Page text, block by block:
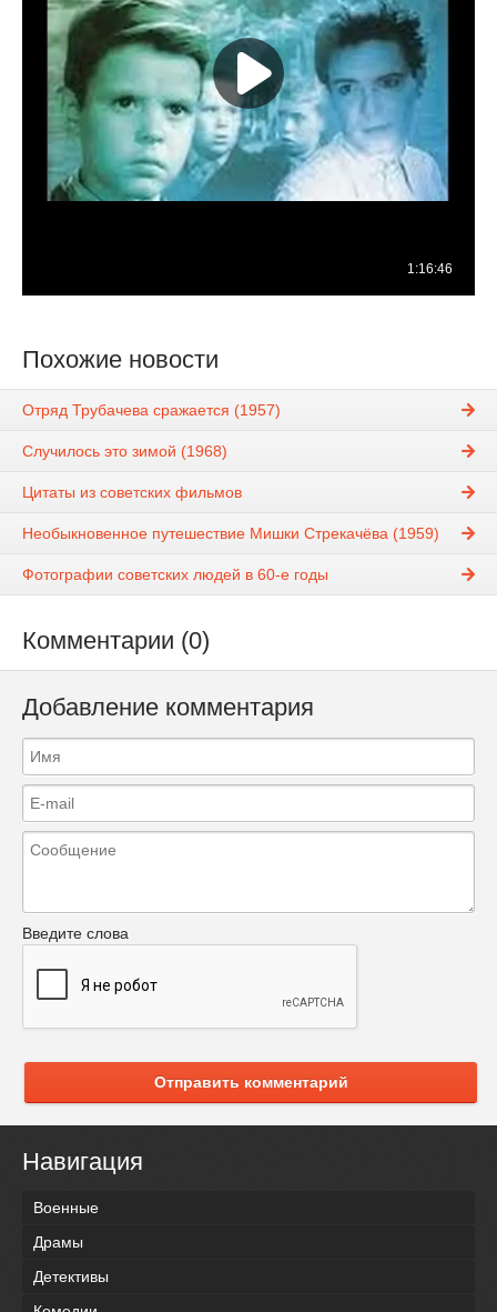
Похожие новости
Отряд Трубачева сражается (1957)
Случилось это зимой (1968)
Цитаты из советских фильмов
Необыкновенное путешествие Мишки Стрекачёва (1959)
Фотографии советских людей в 60-е годы
Комментарии (0)
Добавление комментария
Введите слова
Отправить комментарий
Навигация
Военные
Драмы
Детективы